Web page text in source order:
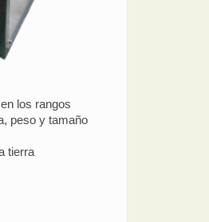
los rangos
peso y tamaño
tierra